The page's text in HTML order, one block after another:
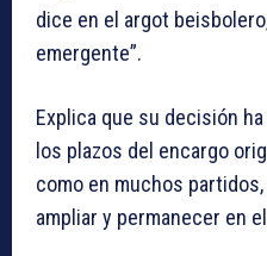
dice en el argot
emergente”.
Explica que su decisión
los plazos del encargo
como en muchos
ampliar y permanecer en